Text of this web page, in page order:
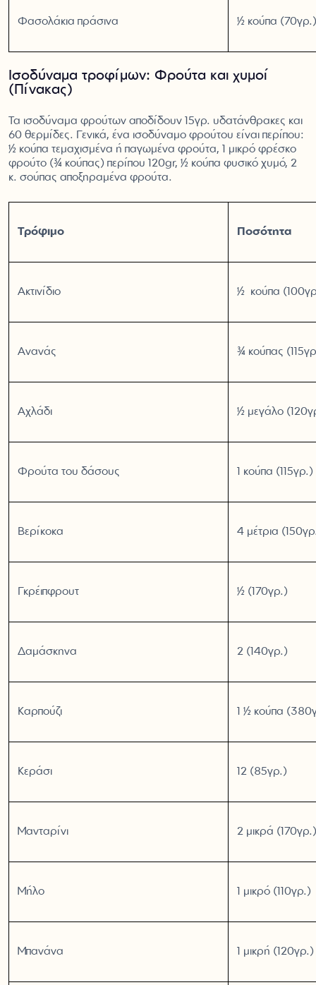
Φασολάκια πράσινα ½ κούπα (70γρ.)
Ισοδύναμα τροφίμων: Φρούτα και χυμοί
(Πίνακας)
Τα ισοδύναμα φρούτων αποδίδουν 15γρ. υδατάνθρακες και
60 θερμίδες. Γενικά, ένα ισοδύναμο φρούτου είναι περίπου:
½ κούπα τεμαχισμένα ή παγωμένα φρούτα, 1 μικρό φρέσκο
φρούτο (¾ κούπας) περίπου 120gr, ½ κούπα φυσικό χυμό, 2
κ. σούπας αποξηραμένα φρούτα.
Τρόφιμο Ποσότητα
Ακτινίδιο ½ κούπα
Ανανάς ¾ κούπας
Αχλάδι ½ μεγάλο
Φρούτα του δάσους 1 κούπα (115γρ.)
Βερίκοκα 4 μέτρια
Γκρέιπφρουτ ½ (170γρ.)
Δαμάσκηνα 2 (140γρ.)
Καρπούζι 1 ½ κούπα
Κεράσι 12 (85γρ.)
Μανταρίνι 2 μικρά (170γρ.)
Μήλο 1 μικρό (110γρ.)
Μπανάνα 1 μικρή (120γρ.)